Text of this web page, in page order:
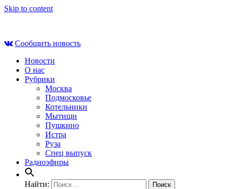
Skip to content
Сообщить новость
Новости
О нас
Рубрики
Москва
Подмосковье
Котельники
Мытищи
Пушкино
Истра
Руза
Спец выпуск
Радиоэфиры
Найти: